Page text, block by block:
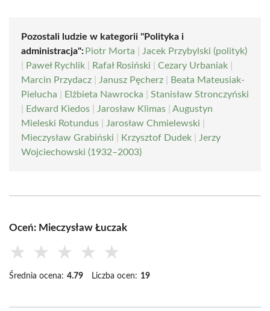
Pozostali ludzie w kategorii "Polityka i
administracja": Piotr Morta
Jacek Przybylski (polityk)
Paweł Rychlik Rafał Rosiński Cezary Urbaniak
Marcin Przydacz
Janusz Pęcherz
Beata Mateusiak-
Pielucha
Elżbieta Nawrocka
Stanisław Stronczyński
Edward Kiedos Jarosław Klimas
Augustyn
Mieleski Rotundus
Jarosław Chmielewski
Mieczysław Grabiński
Krzysztof Dudek
Jerzy
Wojciechowski (1932–2003)
Oceń: Mieczysław Łuczak
★ ★ ★ ★ ★
Średnia ocena: 4.79 Liczba ocen: 19